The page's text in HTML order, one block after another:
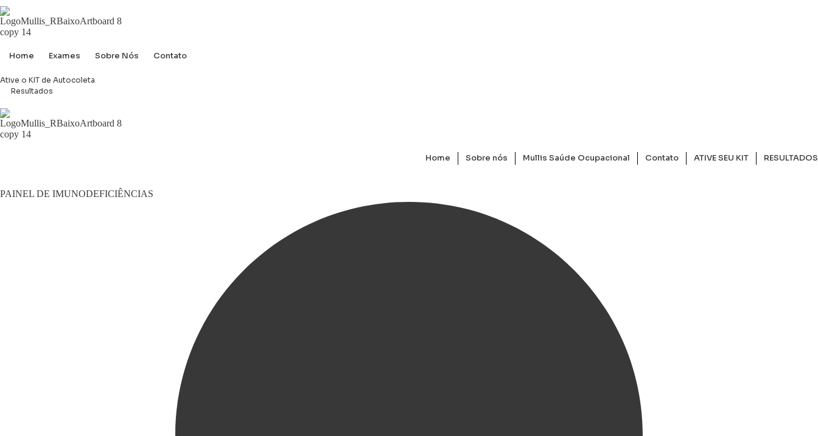
Home Exames Sobre Nós Contato
Ative o KIT de Autocoleta
Resultados
Home Sobre nós Mullis Saúde Ocupacional Contato ATIVE SEU KIT RESULTADOS
PAINEL DE IMUNODEFICIÊNCIAS